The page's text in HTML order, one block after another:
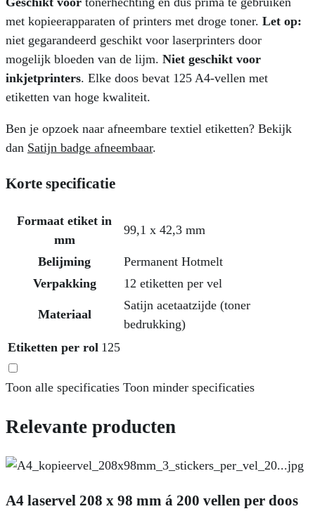
met kopieerapparaten of printers met droge toner. Let op:
niet gegarandeerd geschikt voor laserprinters door
mogelijk bloeden van de lijm. Niet geschikt voor
inkjetprinters. Elke doos bevat 125 A4-vellen met
etiketten van hoge kwaliteit.
Ben je opzoek naar afneembare textiel etiketten? Bekijk
dan Satijn badge afneembaar.
Korte specificatie
Formaat etiket in
mm
99,1 x 42,3 mm
Belijming
Permanent Hotmelt
Verpakking
12 etiketten per vel
Materiaal
Satijn acetaatzijde (toner
bedrukking)
Etiketten per rol 125
Toon alle specificaties Toon minder specificaties
Relevante producten
A4 laservel 208 x 98 mm á 200 vellen per doos